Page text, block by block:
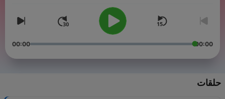
00:00
00:00
حلقات